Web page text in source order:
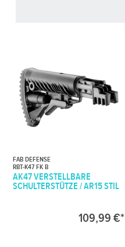
FAB DEFENSE
RBT-K47 FK B
AK47 VERSTELLBARE
SCHULTERSTÜTZE / AR15 STIL
109,99 €*